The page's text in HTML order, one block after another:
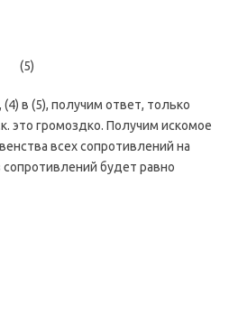
(5)
(4) в (5), получим ответ, только
это громоздко. Получим искомое
всех сопротивлений на
будет равно